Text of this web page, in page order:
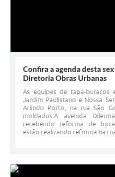
Confira a agenda desta
Diretoria Obras Urbanas
As equipes de tapa-buracos
Jardim Paulistano e Nossa
Arlindo Porto, na rua São
moldados.A avenida
recebendo reforma de
estão realizando reforma na rua